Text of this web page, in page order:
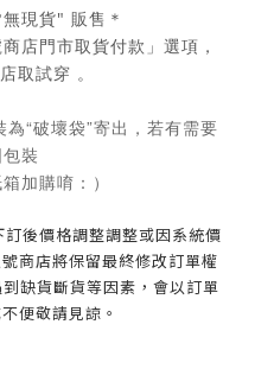
現貨" 販售＊
店門市取貨付款」選項，
取試穿 。
“破壞袋”寄出，若有需要
裝
加購唷：）
後價格調整調整或因系統價
商店將保留最終修改訂單權
缺貨斷貨等因素，會以訂單
便敬請見諒。